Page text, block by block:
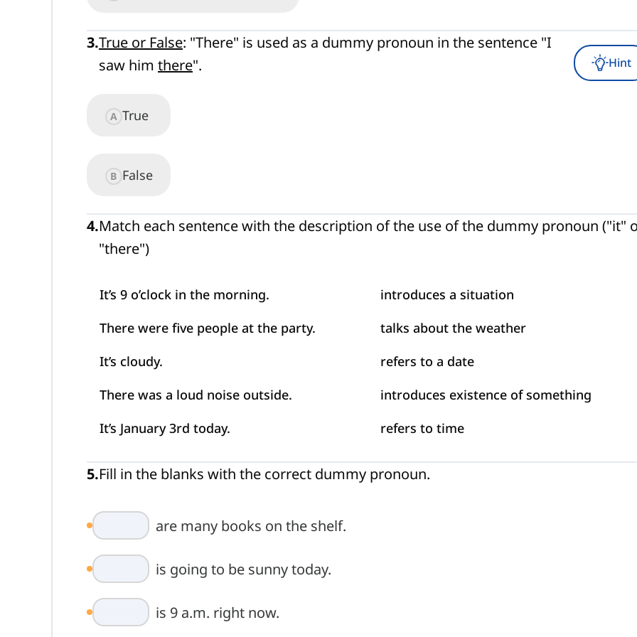
3.True or False: "There" is used as a dummy pronoun in the sentence "I
saw him there". Hint
A True
B False
4.Match each sentence with the description of the use of the dummy pronoun ("it"
"there")
It’s 9 o’clock in the morning.
There were five people at the party.
It’s cloudy.
There was a loud noise outside.
It’s January 3rd today.
introduces a situation
talks about the weather
refers to a date
introduces existence of something
refers to time
5.Fill in the blanks with the correct dummy pronoun.
are many books on the shelf.
is going to be sunny today.
is 9 a.m. right now.